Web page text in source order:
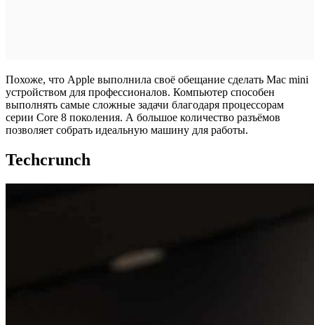
Похоже, что Apple выполнила своё обещание сделать Mac mini
устройством для профессионалов. Компьютер способен
выполнять самые сложные задачи благодаря процессорам
серии Core 8 поколения. А большое количество разъёмов
позволяет собрать идеальную машину для работы.
Techcrunch